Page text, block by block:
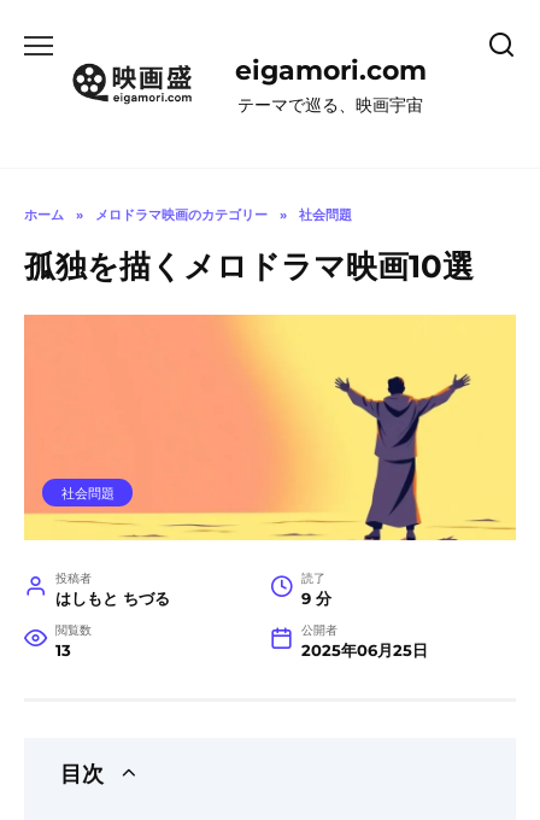
eigamori.com
テーマで巡る、映画宇宙
ホーム » メロドラマ映画のカテゴリー » 社会問題
孤独を描くメロドラマ映画10選
社会問題
投稿者
はしもと ちづる
読了
9 分
閲覧数
13
公開者
2025年06月25日
目次